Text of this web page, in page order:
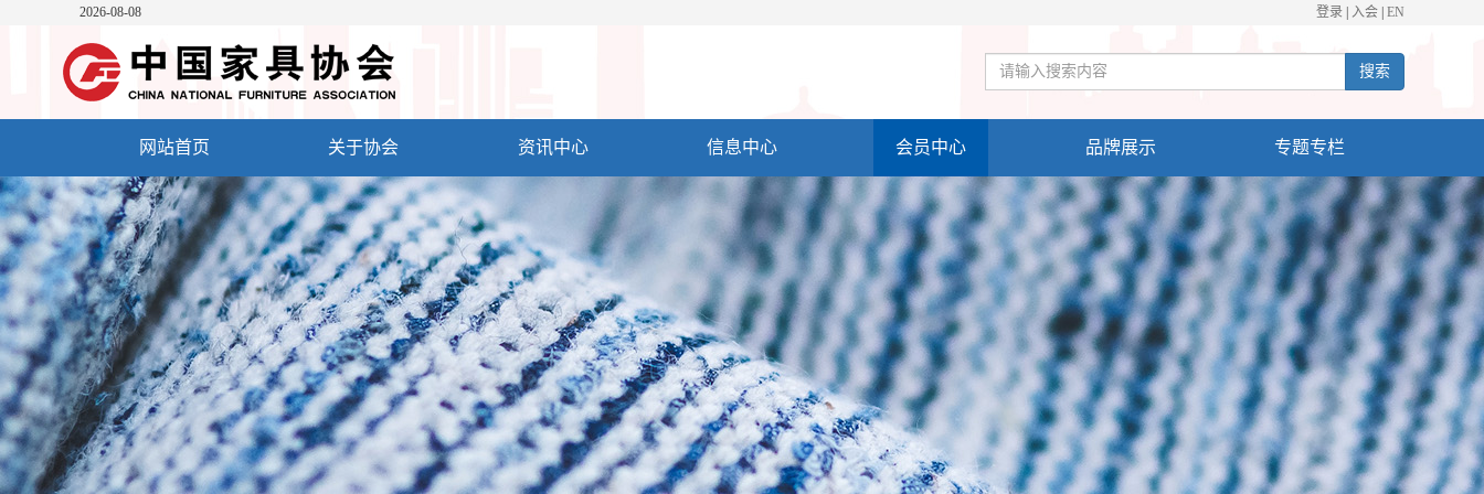
2026-08-08 登录 入会 EN
搜索
网站首页 关于协会 资讯中心 信息中心 会员中心 品牌展示 专题专栏